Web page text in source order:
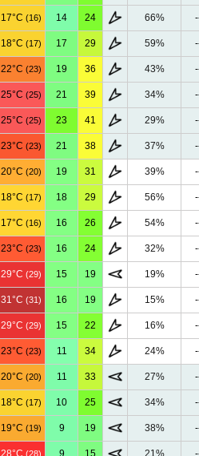
17°C (16) 14 24 66%
18°C (17) 17 29 59%
22°C (23) 19 36 43%
25°C (25) 21 39 34%
25°C (25) 23 41 29%
23°C (23) 21 38 37%
20°C (20) 19 31 39%
18°C (17) 18 29 56%
17°C (16) 16 26 54%
23°C (23) 16 24 32%
29°C (29) 15 19 19%
31°C (31) 16 19 15%
29°C (29) 15 22 16%
23°C (23) 11 34 24%
20°C (20) 11 33 27%
18°C (17) 10 25 34%
19°C (19) 9 19 38%
28°C (28) 9 15 21%